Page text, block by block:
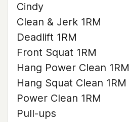
Cindy
Clean & Jerk 1RM
Deadlift 1RM
Front Squat 1RM
Hang Power Clean 1RM
Hang Squat Clean 1RM
Power Clean 1RM
Pull-ups